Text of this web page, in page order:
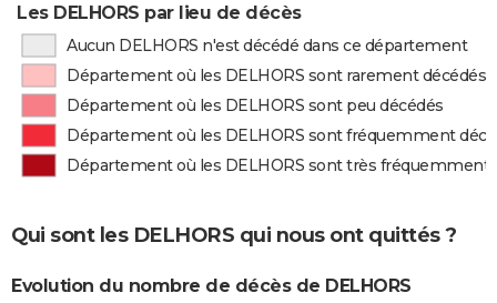
Les DELHORS par lieu de décès
Aucun DELHORS n'est décédé dans ce département
Département où les DELHORS sont rarement décédés
Département où les DELHORS sont peu décédés
Département où les DELHORS sont fréquemment
Département où les DELHORS sont très fréquemment
Qui sont les DELHORS qui nous ont quittés ?
Evolution du nombre de décès de DELHORS